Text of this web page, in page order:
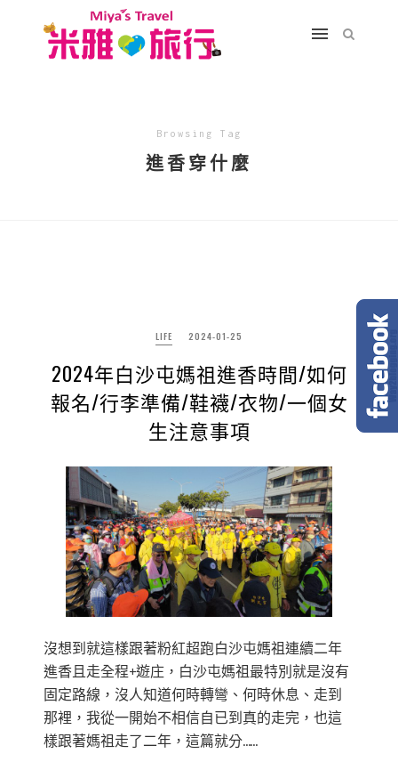
Browsing Tag
進香穿什麼
LIFE 2024-01-25
2024年白沙屯媽祖進香時間/如何
報名/行李準備/鞋襪/衣物/一個女
生注意事項
沒想到就這樣跟著粉紅超跑白沙屯媽祖連續二年
進香且走全程+遊庄，白沙屯媽祖最特別就是沒有
固定路線，沒人知道何時轉彎、何時休息、走到
那裡，我從一開始不相信自已到真的走完，也這
樣跟著媽祖走了二年，這篇就分……